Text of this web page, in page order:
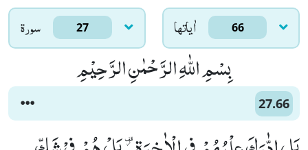
سورۃ 27 اٰياتها 66
بِسْمِ اللّٰهِ الرَّحْمٰنِ الرَّحِیْمِ
27.66